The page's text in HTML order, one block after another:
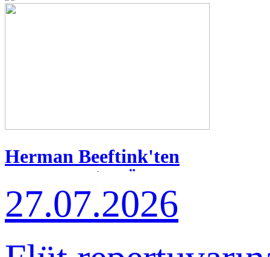
Herman Beeftink'ten
Bülent Evcil'e Özel
Beste
27.07.2026